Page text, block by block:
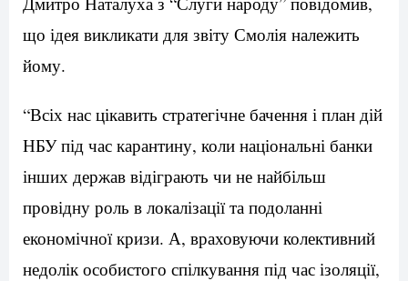
що ідея викликати для звіту Смолія належить
йому.
“Всіх нас цікавить стратегічне бачення і план дій
НБУ під час карантину, коли національні банки
інших держав відіграють чи не найбільш
провідну роль в локалізації та подоланні
економічної кризи. А, враховуючи колективний
недолік особистого спілкування під час ізоляції,